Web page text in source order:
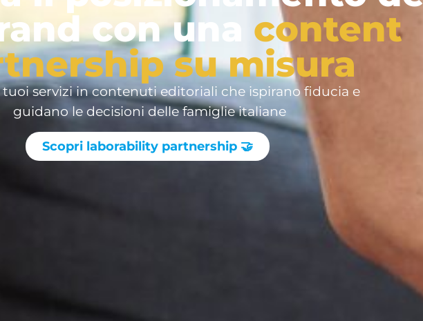
con una content
su misura
tuoi servizi in contenuti editoriali che ispirano fiducia e
guidano le decisioni delle famiglie italiane
Scopri laborability partnership 🤝